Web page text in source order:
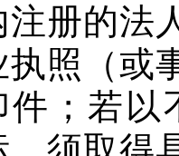
注册的法
执照（或
件；若以